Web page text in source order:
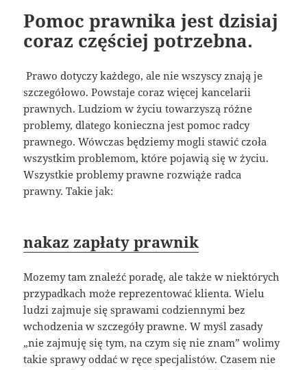
Pomoc prawnika jest dzisiaj
coraz częściej potrzebna.
Prawo dotyczy każdego, ale nie wszyscy znają je
szczegółowo. Powstaje coraz więcej kancelarii
prawnych. Ludziom w życiu towarzyszą różne
problemy, dlatego konieczna jest pomoc radcy
prawnego. Wówczas będziemy mogli stawić czoła
wszystkim problemom, które pojawią się w życiu.
Wszystkie problemy prawne rozwiąże radca
prawny. Takie jak:
nakaz zapłaty prawnik
Mozemy tam znaleźć poradę, ale także w niektórych
przypadkach może reprezentować klienta. Wielu
ludzi zajmuje się sprawami codziennymi bez
wchodzenia w szczegóły prawne. W myśl zasady
„nie zajmuję się tym, na czym się nie znam” wolimy
takie sprawy oddać w ręce specjalistów. Czasem nie